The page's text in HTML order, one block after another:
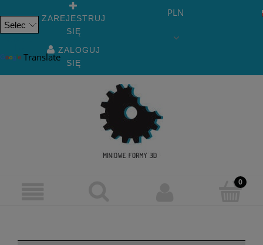
Translate
ZAREJESTRUJ
SIĘ
ZALOGUJ
SIĘ
PLN